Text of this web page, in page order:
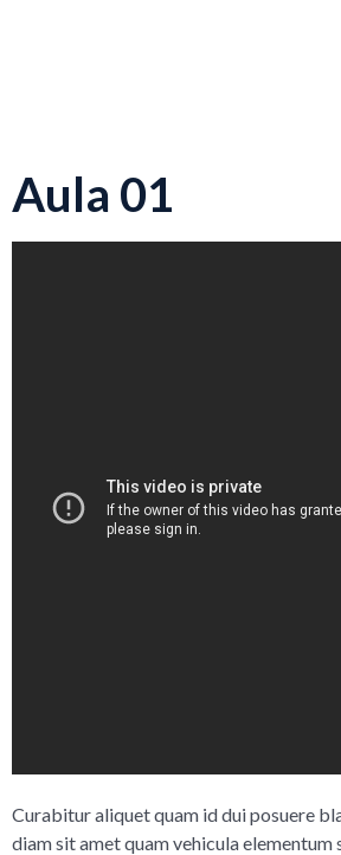
Aula 01
Curabitur aliquet quam id dui posuere
diam sit amet quam vehicula elementum